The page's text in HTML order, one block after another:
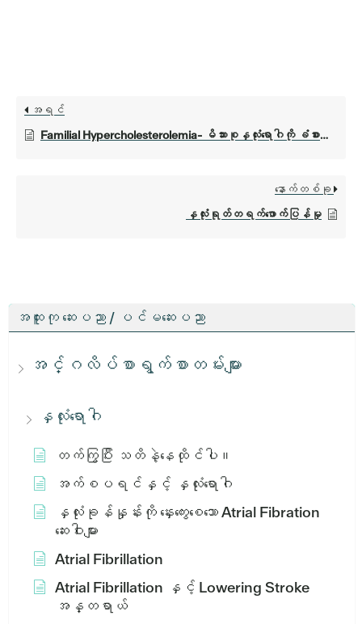
အထူးကု ဆေးပညာ / ပင်မဆေးပညာ
အင်္ဂလိပ်စာရွက်စာတမ်းများ
နှလုံးရောဂါ
တက်ကြွပြီး သတိနဲ့နေထိုင်ပါ။
အက်စပရင်နှင့် နှလုံးရောဂါ
နှလုံးခုန်နှုန်းကို နှေးကွေးစေသော Atrial Fibration
ဆေးဝါးများ
Atrial Fibrillation
Atrial Fibrillation နှင့် Lowering Stroke
အန္တရာယ်
အရင်
Familial Hypercholesterolemia- မိသားစုနှလုံးရောဂါကို ခံစားသိရှိခြင်း။
နောက်တစ်ခု
နှလုံးရုတ်တရက်ဖောက်ပြန်မှု